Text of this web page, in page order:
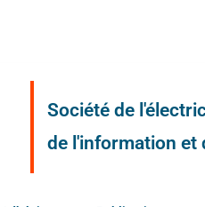
Société de
de l'information et